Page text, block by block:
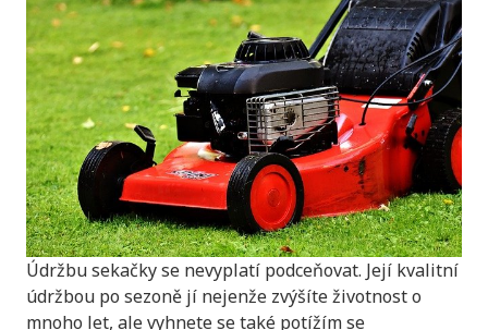
Údržbu sekačky se nevyplatí podceňovat. Její kvalitní
údržbou po sezoně jí nejenže zvýšíte životnost o
mnoho let, ale vyhnete se také potížím se